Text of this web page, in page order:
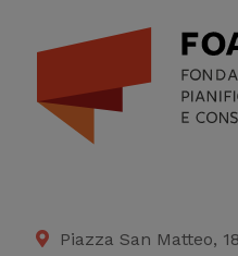
Piazza San Matteo,